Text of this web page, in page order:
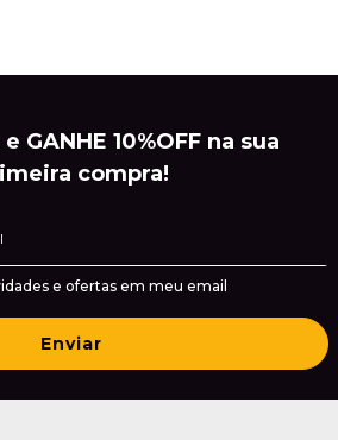
GANHE 10%OFF na sua
compra!
e ofertas em meu email
Enviar